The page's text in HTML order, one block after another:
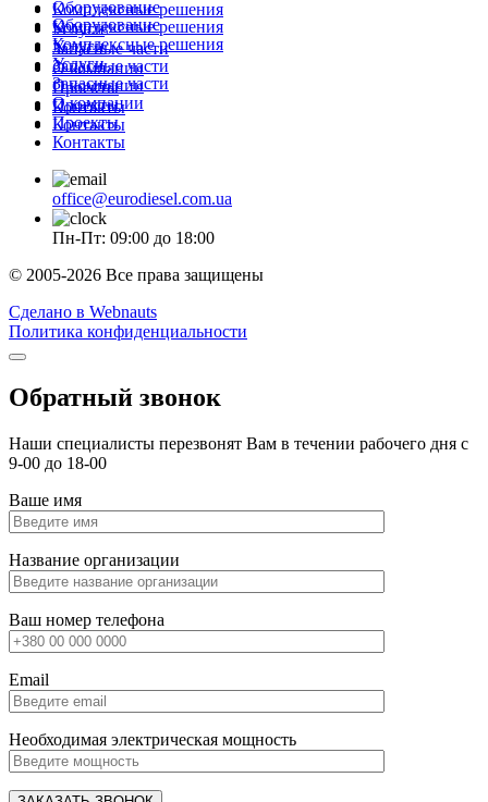
Комплексные решения
Услуги
Запасные части
О компании
Проекты
Контакты
Оборудование
Комплексные решения
Услуги
Запасные части
О компании
Проекты
Контакты
Оборудование
Комплексные решения
Услуги
Запасные части
О компании
Проекты
Контакты
office@eurodiesel.com.ua
Пн-Пт: 09:00 до 18:00
© 2005-2026 Все права защищены
Сделано в Webnauts
Политика конфиденциальности
Обратный звонок
Наши специалисты перезвонят Вам в течении рабочего дня с
9-00 до 18-00
Ваше имя
Название организации
Ваш номер телефона
Email
Необходимая электрическая мощность